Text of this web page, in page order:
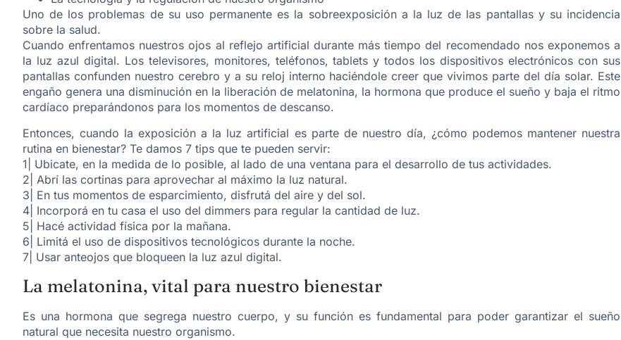
Uno de los problemas de su uso permanente es la sobreexposición a la luz de las pantallas y su incidencia
sobre la salud.
Cuando enfrentamos nuestros ojos al reflejo artificial durante más tiempo del recomendado nos exponemos a
la luz azul digital. Los televisores, monitores, teléfonos, tablets y todos los dispositivos electrónicos con sus
pantallas confunden nuestro cerebro y a su reloj interno haciéndole creer que vivimos parte del día solar. Este
engaño genera una disminución en la liberación de melatonina, la hormona que produce el sueño y baja el ritmo
cardíaco preparándonos para los momentos de descanso.
Entonces, cuando la exposición a la luz artificial es parte de nuestro día, ¿cómo podemos mantener nuestra
rutina en bienestar? Te damos 7 tips que te pueden servir:
1| Ubicate, en la medida de lo posible, al lado de una ventana para el desarrollo de tus actividades.
2| Abrí las cortinas para aprovechar al máximo la luz natural.
3| En tus momentos de esparcimiento, disfrutá del aire y del sol.
4| Incorporá en tu casa el uso del dimmers para regular la cantidad de luz.
5| Hacé actividad física por la mañana.
6| Limitá el uso de dispositivos tecnológicos durante la noche.
7| Usar anteojos que bloqueen la luz azul digital.
La melatonina, vital para nuestro bienestar
Es una hormona que segrega nuestro cuerpo, y su función es fundamental para poder garantizar el sueño
natural que necesita nuestro organismo.